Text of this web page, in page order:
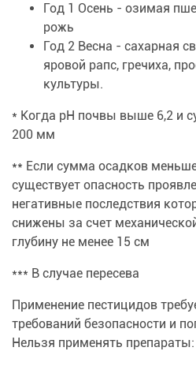
Год 1 Осень - озимая
рожь
Год 2 Весна - сахарная
яровой рапс, гречиха,
культуры.
* Когда рН почвы выше 6,2 и
200 мм
** Если сумма осадков
существует опасность
негативные последствия
снижены за счет
глубину не менее 15 см
*** В случае пересева
Применение пестицидов
требований безопасности и
Нельзя применять препараты: